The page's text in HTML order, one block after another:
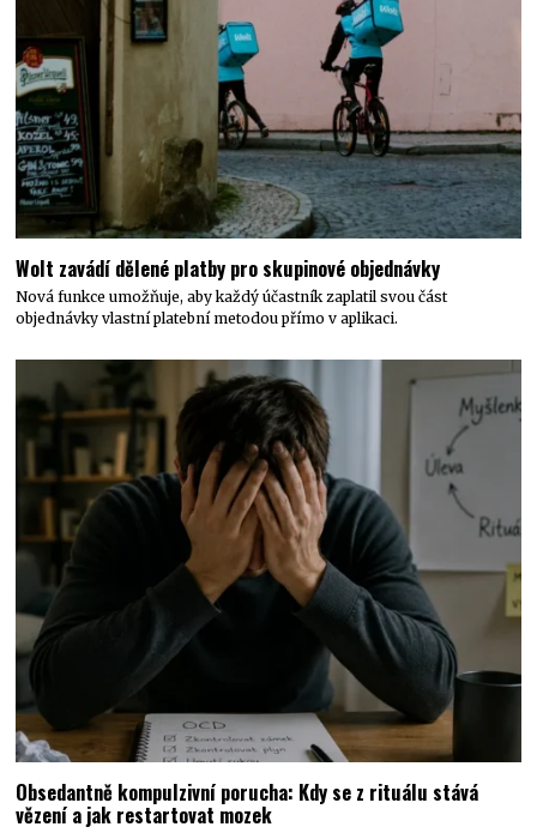
Wolt zavádí dělené platby pro skupinové objednávky
Nová funkce umožňuje, aby každý účastník zaplatil svou část
objednávky vlastní platební metodou přímo v aplikaci.
Obsedantně kompulzivní porucha: Kdy se z rituálu stává
vězení a jak restartovat mozek